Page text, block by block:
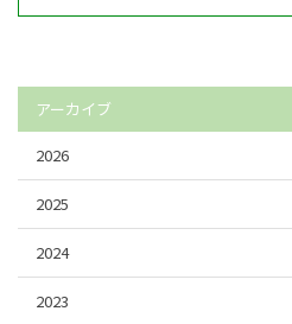
アーカイブ
2026
2025
2024
2023